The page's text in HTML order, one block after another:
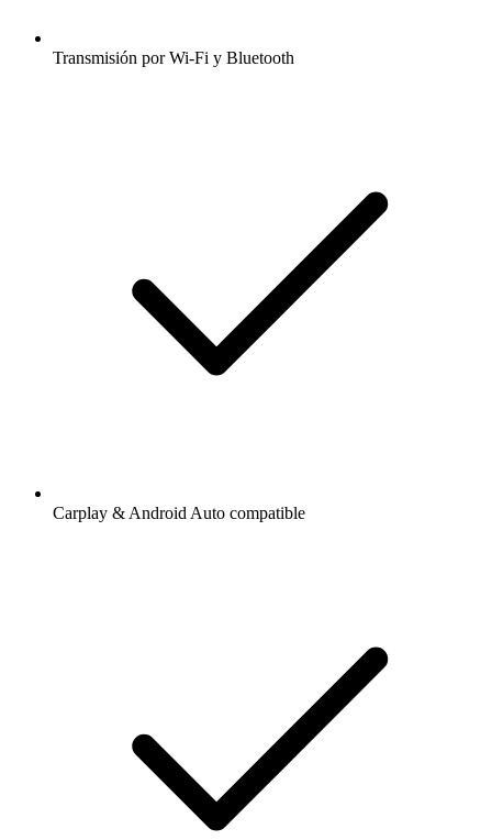
Transmisión por Wi-Fi y Bluetooth
Carplay & Android Auto compatible